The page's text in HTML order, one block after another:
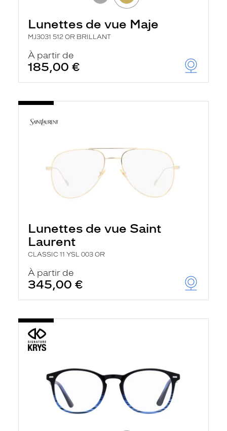
Lunettes de vue Maje
MJ3031 512 OR BRILLANT
À partir de
185,00 €
Lunettes de vue Saint
Laurent
CLASSIC 11 YSL 003 OR
À partir de
345,00 €